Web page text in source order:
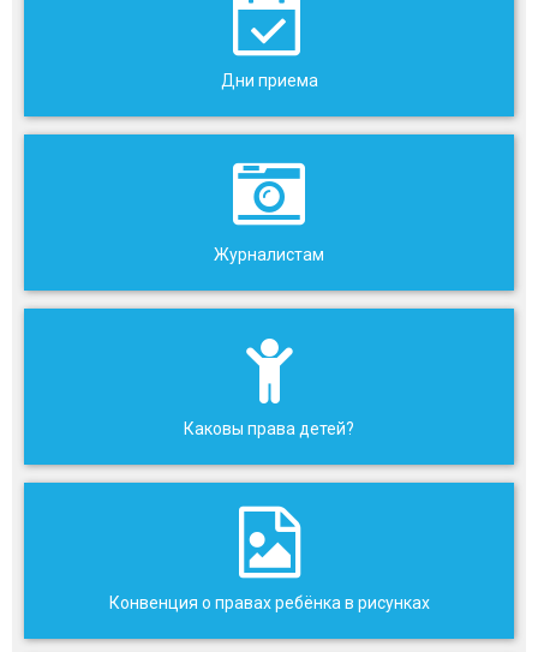
Дни приема
Журналистам
Каковы права детей?
Конвенция о правах ребёнка в рисунках